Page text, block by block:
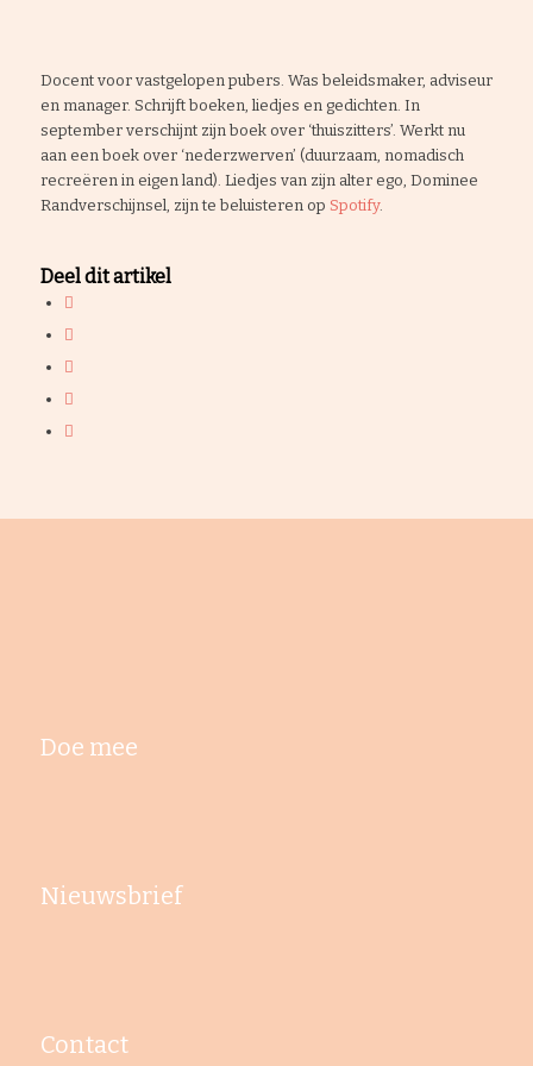
Docent voor vastgelopen pubers. Was beleidsmaker, adviseur
en manager. Schrijft boeken, liedjes en gedichten. In
september verschijnt zijn boek over ‘thuiszitters’. Werkt nu
aan een boek over ‘nederzwerven’ (duurzaam, nomadisch
recreëren in eigen land). Liedjes van zijn alter ego, Dominee
Randverschijnsel, zijn te beluisteren op Spotify.
Deel dit artikel
Doe mee
Nieuwsbrief
Contact